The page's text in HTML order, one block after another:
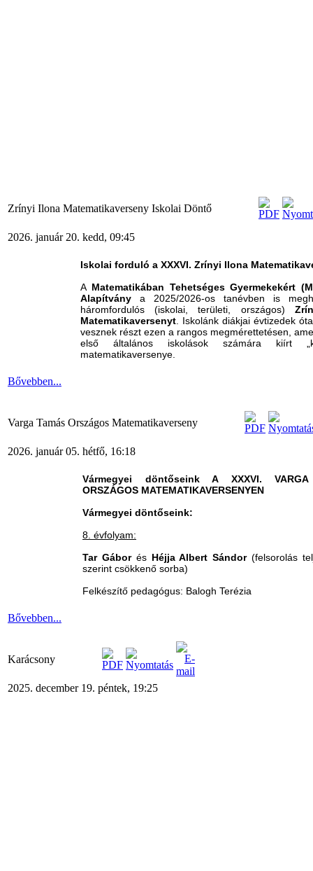
Zrínyi Ilona Matematikaverseny Iskolai Döntő
2026. január 20. kedd, 09:45
Iskolai forduló a XXXVI. Zrínyi Ilona
A Matematikában Tehetséges Gyermekekért
Alapítvány a 2025/2026-os tanévben is
háromfordulós (iskolai, területi, országos)
Matematikaversenyt . Iskolánk diákjai évtizedek
vesznek részt ezen a rangos megmérettetésen,
első általános iskolások számára kiírt
matematikaversenye.
Bővebben...
Varga Tamás Országos Matematikaverseny
2026. január 05. hétfő, 16:18
Vármegyei döntőseink A XXXVI. VARGA
ORSZÁGOS MATEMATIKAVERSENYEN
Vármegyei döntőseink:
8. évfolyam:
Tar Gáborés Héjja Albert Sándor(felsorolás
szerint csökkenő sorba)
Felkészítő pedagógus: Balogh Terézia
Bővebben...
Karácsony
2025. december 19. péntek, 19:25